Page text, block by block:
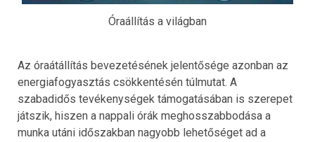
Óraállítás a világban
Az óraátállítás bevezetésének jelentősége azonban az
energiafogyasztás csökkentésén túlmutat. A
szabadidős tevékenységek támogatásában is szerepet
játszik, hiszen a nappali órák meghosszabbodása a
munka utáni időszakban nagyobb lehetőséget ad a